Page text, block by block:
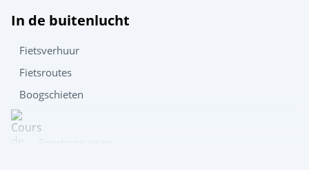
In de buitenlucht
Fietsverhuur
Fietsroutes
Boogschieten